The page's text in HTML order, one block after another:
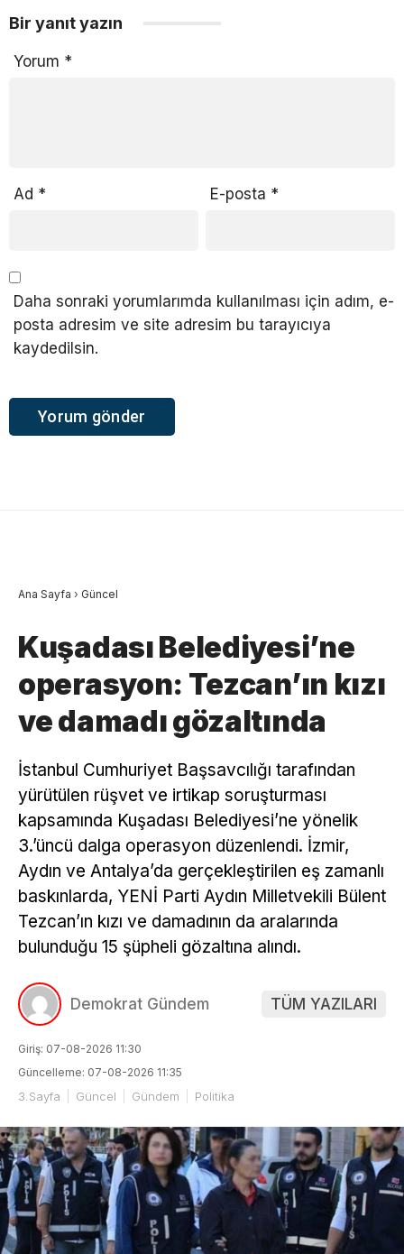
Bir yanıt yazın
Yorum *
Ad * E-posta *
Daha sonraki yorumlarımda kullanılması için adım, e-
posta adresim ve site adresim bu tarayıcıya
kaydedilsin.
Ana Sayfa › Güncel
Kuşadası Belediyesi’ne
operasyon: Tezcan’ın kızı
ve damadı gözaltında
İstanbul Cumhuriyet Başsavcılığı tarafından
yürütülen rüşvet ve irtikap soruşturması
kapsamında Kuşadası Belediyesi’ne yönelik
3.’üncü dalga operasyon düzenlendi. İzmir,
Aydın ve Antalya’da gerçekleştirilen eş zamanlı
baskınlarda, YENİ Parti Aydın Milletvekili Bülent
Tezcan’ın kızı ve damadının da aralarında
bulunduğu 15 şüpheli gözaltına alındı.
Demokrat Gündem TÜM YAZILARI
Giriş: 07-08-2026 11:30
Güncelleme: 07-08-2026 11:35
3.Sayfa Güncel Gündem Politika